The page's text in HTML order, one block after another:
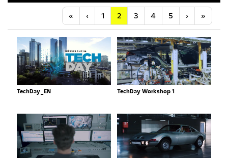
« Anfang
‹ Vorherige
1 2 3 4 5 ›Nächste
»
TechDay_EN TechDay Workshop 1